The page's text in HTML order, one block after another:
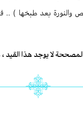
والنورة بعد طبخها )
لا يوجد هذا القيد